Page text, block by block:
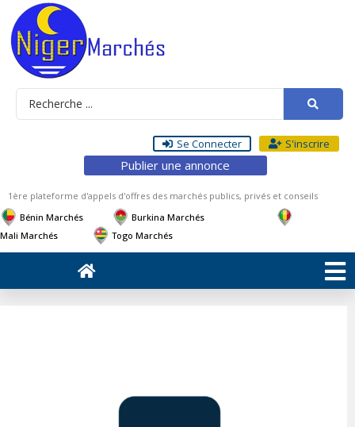
Se Connecter S'inscrire
Publier une annonce
1ère plateforme d'appels d'offres des marchés publics, privés et conseils
Bénin Marchés
Burkina Marchés
Mali Marchés
Togo Marchés